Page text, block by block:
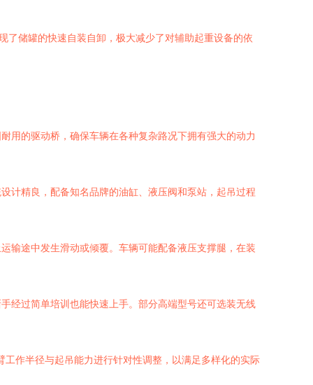
了储罐的快速自装自卸，极大减少了对辅助起重设备的依
用的驱动桥，确保车辆在各种复杂路况下拥有强大的动力
计精良，配备知名品牌的油缸、液压阀和泵站，起吊过程
输途中发生滑动或倾覆。车辆可能配备液压支撑腿，在装
经过简单培训也能快速上手。部分高端型号还可选装无线
作半径与起吊能力进行针对性调整，以满足多样化的实际